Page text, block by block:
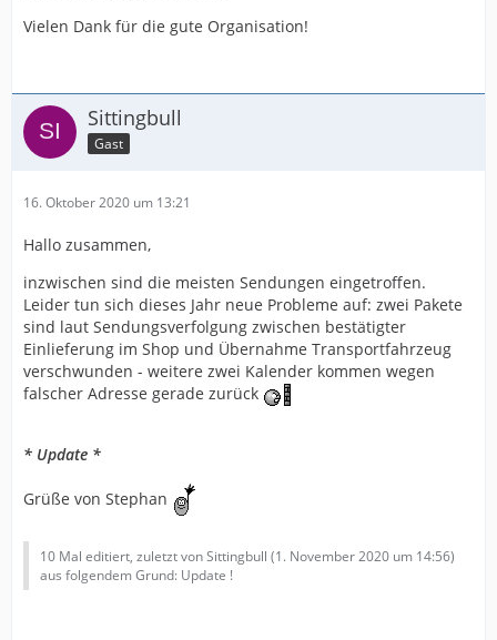
Vielen Dank für die gute Organisation!
Sittingbull
Gast
16. Oktober 2020 um 13:21
Hallo zusammen,
inzwischen sind die meisten Sendungen eingetroffen.
Leider tun sich dieses Jahr neue Probleme auf: zwei Pakete
sind laut Sendungsverfolgung zwischen bestätigter
Einlieferung im Shop und Übernahme Transportfahrzeug
verschwunden - weitere zwei Kalender kommen wegen
falscher Adresse gerade zurück
* Update *
Grüße von Stephan
10 Mal editiert, zuletzt von Sittingbull (1. November 2020 um 14:56)
aus folgendem Grund: Update !